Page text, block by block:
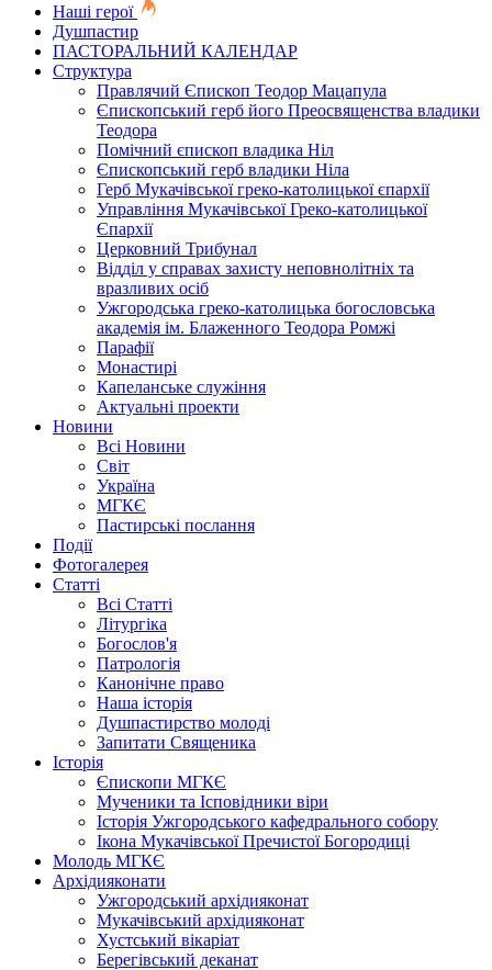
Наші герої
Душпастир
ПАСТОРАЛЬНИЙ КАЛЕНДАР
Структура
Правлячий Єпископ Теодор Мацапула
Єпископський герб його Преосвященства владики
Теодора
Помічний єпископ владика Ніл
Єпископський герб владики Ніла
Герб Мукачівської греко-католицької єпархії
Управління Мукачівської Греко-католицької
Єпархії
Церковний Трибунал
Відділ у справах захисту неповнолітніх та
вразливих осіб
Ужгородська греко-католицька богословська
академія ім. Блаженного Теодора Ромжі
Парафії
Монастирі
Капеланське служіння
Актуальні проекти
Новини
Всі Новини
Світ
Україна
МГКЄ
Пастирські послання
Події
Фотогалерея
Статті
Всі Статті
Літургіка
Богослов'я
Патрологія
Канонічне право
Наша історія
Душпастирство молоді
Запитати Священика
Історія
Єпископи МГКЄ
Мученики та Ісповідники віри
Історія Ужгородського кафедрального собору
Ікона Мукачівської Пречистої Богородиці
Молодь МГКЄ
Архідияконати
Ужгородський архідияконат
Мукачівський архідияконат
Хустський вікаріат
Берегівський деканат